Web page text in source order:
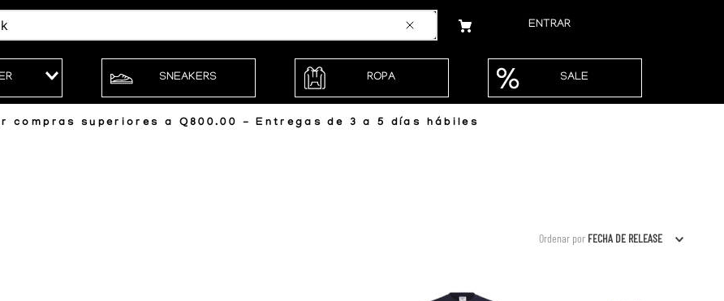
ENTRAR
SNEAKERS ROPA SALE
compras superiores a Q800.00 - Entregas de 3 a 5 días hábiles
Ordenar por FECHA DE RELEASE